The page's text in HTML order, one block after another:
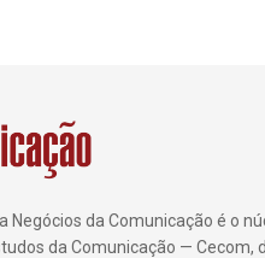
Negócios da Comunicação é o
da Comunicação — Cecom,